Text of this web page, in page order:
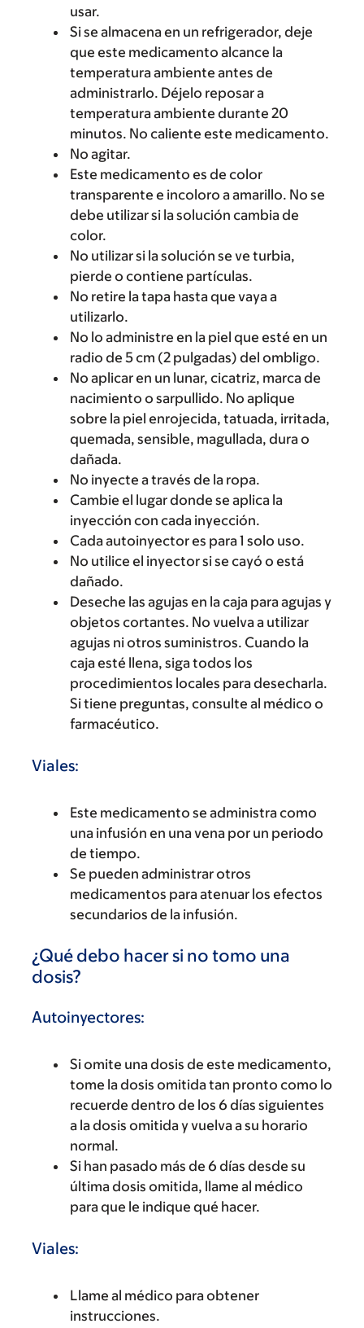
usar.
Si se almacena en un refrigerador, deje
que este medicamento alcance la
temperatura ambiente antes de
administrarlo. Déjelo reposar a
temperatura ambiente durante 20
minutos. No caliente este medicamento.
No agitar.
Este medicamento es de color
transparente e incoloro a amarillo. No se
debe utilizar si la solución cambia de
color.
No utilizar si la solución se ve turbia,
pierde o contiene partículas.
No retire la tapa hasta que vaya a
utilizarlo.
No lo administre en la piel que esté en un
radio de 5 cm (2 pulgadas) del ombligo.
No aplicar en un lunar, cicatriz, marca de
nacimiento o sarpullido. No aplique
sobre la piel enrojecida, tatuada, irritada,
quemada, sensible, magullada, dura o
dañada.
No inyecte a través de la ropa.
Cambie el lugar donde se aplica la
inyección con cada inyección.
Cada autoinyector es para 1 solo uso.
No utilice el inyector si se cayó o está
dañado.
Deseche las agujas en la caja para agujas y
objetos cortantes. No vuelva a utilizar
agujas ni otros suministros. Cuando la
caja esté llena, siga todos los
procedimientos locales para desecharla.
Si tiene preguntas, consulte al médico o
farmacéutico.
Viales:
Este medicamento se administra como
una infusión en una vena por un periodo
de tiempo.
Se pueden administrar otros
medicamentos para atenuar los efectos
secundarios de la infusión.
¿Qué debo hacer si no tomo una
dosis?
Autoinyectores:
Si omite una dosis de este medicamento,
tome la dosis omitida tan pronto como lo
recuerde dentro de los 6 días siguientes
a la dosis omitida y vuelva a su horario
normal.
Si han pasado más de 6 días desde su
última dosis omitida, llame al médico
para que le indique qué hacer.
Viales:
Llame al médico para obtener
instrucciones.